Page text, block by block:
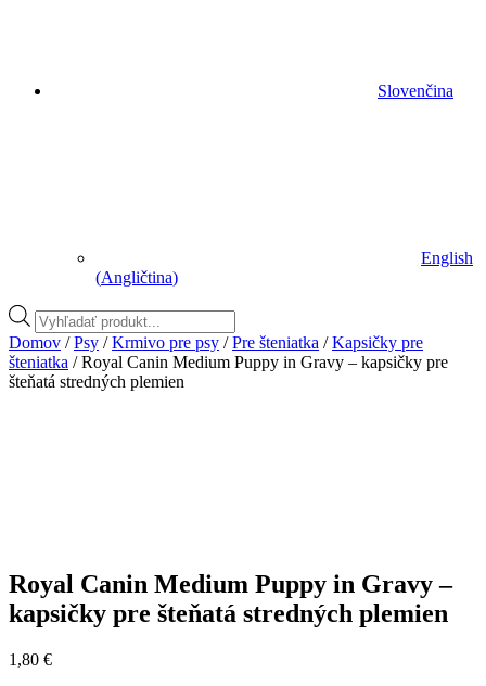
Slovenčina
English
(Angličtina)
Vyhľadávanie
produktov
Domov /Psy /Krmivo pre psy /Pre šteniatka /Kapsičky pre
šteniatka / Royal Canin Medium Puppy in Gravy – kapsičky pre
šteňatá stredných plemien
Royal Canin Medium Puppy in Gravy –
kapsičky pre šteňatá stredných plemien
1,80 €